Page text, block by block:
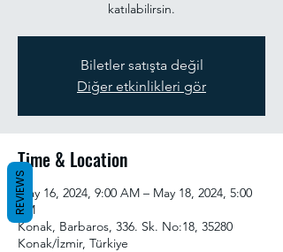
katılabilirsin.
Biletler satışta değil
Diğer etkinlikleri gör
Time & Location
May 16, 2024, 9:00 AM – May 18, 2024, 5:00
PM
Konak, Barbaros, 336. Sk. No:18, 35280
Konak/İzmir, Türkiye
REVIEWS